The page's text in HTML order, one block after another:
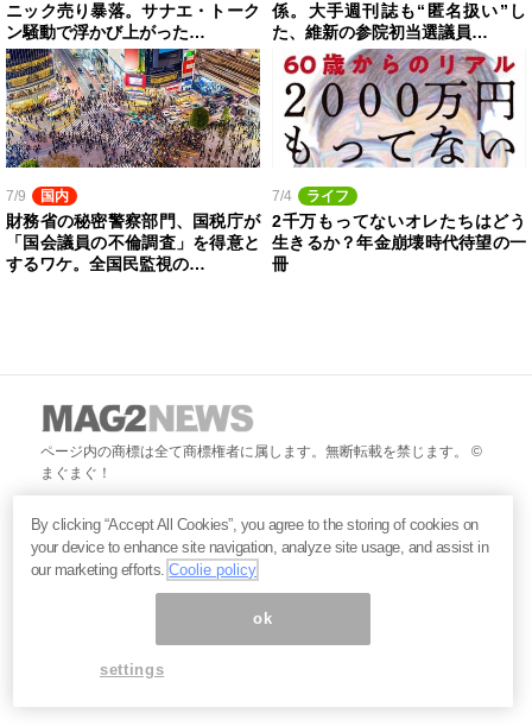
ニック売り暴落。サナエ・トーク
ン騒動で浮かび上がった…
係。大手週刊誌も“匿名扱い”し
た、維新の参院初当選議員…
7/9 国内
財務省の秘密警察部門、国税庁が
「国会議員の不倫調査」を得意と
するワケ。全国民監視の…
7/4 ライフ
2千万もってないオレたちはどう
生きるか？年金崩壊時代待望の一
冊
ページ内の商標は全て商標権者に属します。無断転載を禁じます。 ©
まぐまぐ！
By clicking “Accept All Cookies”, you agree to the storing of cookies on
your device to enhance site navigation, analyze site usage, and assist in
our marketing efforts.Coolie policy
ok
settings